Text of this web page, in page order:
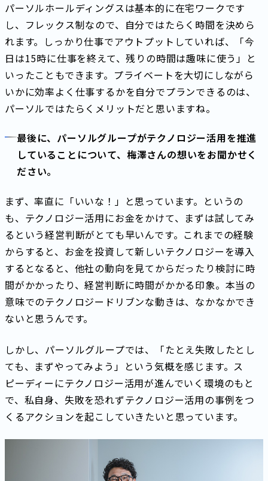
パーソルホールディングスは基本的に在宅ワークです
し、フレックス制なので、自分ではたらく時間を決めら
れます。しっかり仕事でアウトプットしていれば、「今
日は15時に仕事を終えて、残りの時間は趣味に使う」と
いったこともできます。プライベートを大切にしながら
いかに効率よく仕事するかを自分でプランできるのは、
パーソルではたらくメリットだと思いますね。
最後に、パーソルグループがテクノロジー活用を推進
していることについて、梅澤さんの想いをお聞かせく
ださい。
まず、率直に「いいな！」と思っています。というの
も、テクノロジー活用にお金をかけて、まずは試してみ
るという経営判断がとても早いんです。これまでの経験
からすると、お金を投資して新しいテクノロジーを導入
するとなると、他社の動向を見てからだったり検討に時
間がかかったり、経営判断に時間がかかる印象。本当の
意味でのテクノロジードリブンな動きは、なかなかでき
ないと思うんです。
しかし、パーソルグループでは、「たとえ失敗したとし
ても、まずやってみよう」という気概を感じます。ス
ピーディーにテクノロジー活用が進んでいく環境のもと
で、私自身、失敗を恐れずテクノロジー活用の事例をつ
くるアクションを起こしていきたいと思っています。